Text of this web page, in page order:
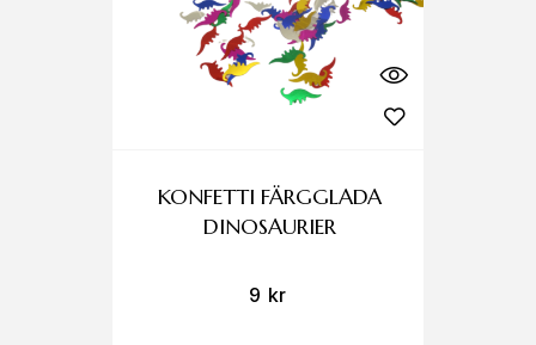
KONFETTI FÄRGGLADA
DINOSAURIER
9 kr